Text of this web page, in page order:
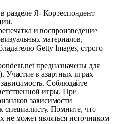
разделе Я- Корреспондент
и воспроизведение
материалов,
Getty Images, строго
предназначены для
Участие в азартных играх
Соблюдайте
игры. При
зависимости
специалисту. Помните, что
не может являться источником